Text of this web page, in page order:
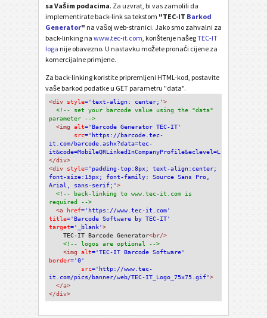
sa Vašim podacima. Za uzvrat, bi vas zamolili da
implementirate back-link sa tekstom "TEC-IT Barkod
Generator" na vašoj web-stranici. Jako smo zahvalni za
back-linking na www.tec-it.com , korištenje našegTEC-IT
loga nije obavezno. U nastavku možete pronaći cijene za
komercijalne primjene.
Za back-linking koristite pripremljeni HTML-kod, postavite
vaše barkod podatke u GET parametru "data".
<div style='text-align: center;'>
<!-- set your barcode value using the "data"
parameter -->
<img alt='Barcode Generator TEC-IT'
src='https://barcode.tec-
it.com/barcode.ashx?data=tec-
it&code=MobileQRLinkedInCompanyProfile&eclevel=L'
</div>
<div style='padding-top:8px; text-align:center;
font-size:15px; font-family: Source Sans Pro,
Arial, sans-serif;'>
<!-- back-linking to www.tec-it.com is
required -->
<a href='https://www.tec-it.com'
title='Barcode Software by TEC-IT'
target='_blank'>
TEC-IT Barcode Generator<br/>
<!-- logos are optional -->
<img alt='TEC-IT Barcode Software'
border='0'
src='http://www.tec-
it.com/pics/banner/web/TEC-IT_Logo_75x75.gif'>
</a>
</div>